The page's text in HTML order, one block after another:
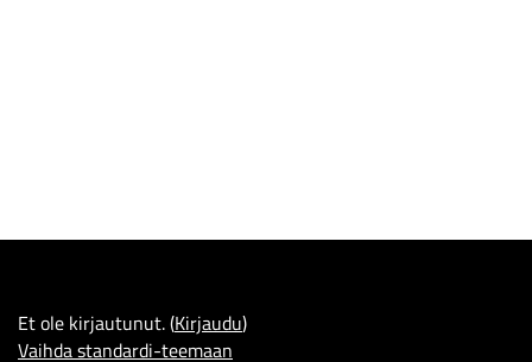
Et ole kirjautunut. (Kirjaudu)
Vaihda standardi-teemaan